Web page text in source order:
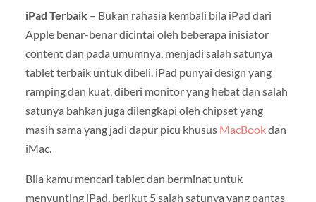
iPad Terbaik – Bukan rahasia kembali bila iPad dari
Apple benar-benar dicintai oleh beberapa inisiator
content dan pada umumnya, menjadi salah satunya
tablet terbaik untuk dibeli. iPad punyai design yang
ramping dan kuat, diberi monitor yang hebat dan salah
satunya bahkan juga dilengkapi oleh chipset yang
masih sama yang jadi dapur picu khusus MacBookdan
iMac.
Bila kamu mencari tablet dan berminat untuk
menyunting iPad, berikut 5 salah satunya yang pantas